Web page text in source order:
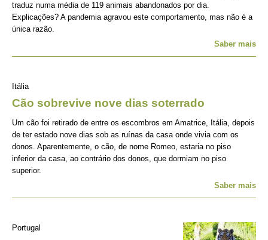
traduz numa média de 119 animais abandonados por dia.
Explicações? A pandemia agravou este comportamento, mas não é a
única razão.
Saber mais
Itália
Cão sobrevive nove dias soterrado
Um cão foi retirado de entre os escombros em Amatrice, Itália, depois
de ter estado nove dias sob as ruínas da casa onde vivia com os
donos. Aparentemente, o cão, de nome Romeo, estaria no piso
inferior da casa, ao contrário dos donos, que dormiam no piso
superior.
Saber mais
Portugal